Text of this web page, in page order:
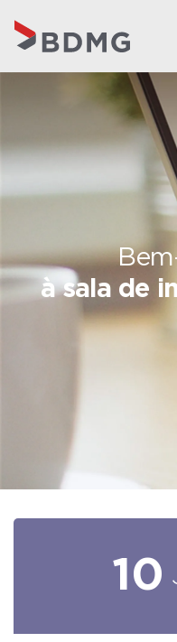
à sala de
10